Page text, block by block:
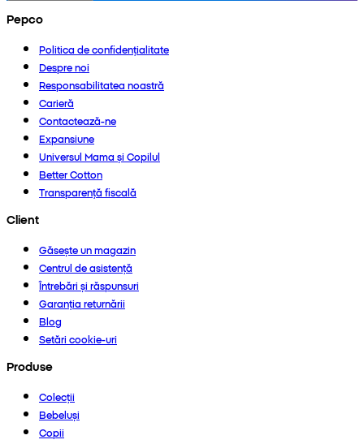
Pepco
Politica de confidențialitate
Despre noi
Responsabilitatea noastră
Carieră
Contactează-ne
Expansiune
Universul Mama și Copilul
Better Cotton
Transparență fiscală
Client
Găsește un magazin
Centrul de asistență
Întrebări și răspunsuri
Garanția returnării
Blog
Setări cookie-uri
Produse
Colecții
Bebeluși
Copii